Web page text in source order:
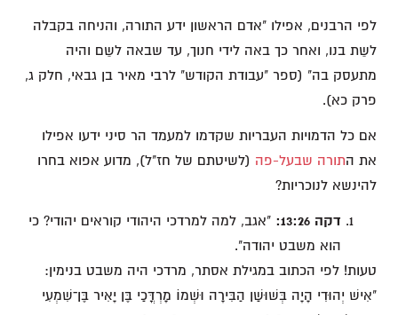
לפי הרבנים, אפילו "אדם הראשון ידע התורה, והניחה בקבלה
לשֵת בנו, ואחר כך באה לידי חנוך, עד שבאה לשֵם והיה
מתעסק בה" (ספר "עבודת הקודש" לרבי מאיר בן גבאי, חלק ג,
פרק כא).
אם כל הדמויות העבריות שקדמו למעמד הר סיני ידעו אפילו
את התורה שבעל-פה (לשיטתם של חז"ל), מדוע אפוא בחרו
להינשא לנוכריות?
דקה 13:26:
"אגב, למה למרדכי היהודי קוראים יהודי? כי
הוא משבט יהודה".
טעות! לפי הכתוב במגילת אסתר, מרדכי היה משבט בנימין:
"אִישׁ יְהוּדִי הָיָה בְּשׁוּשַׁן הַבִּירָה וּשְׁמוֹ מָרְדֳּכַי בֶּן יָאִיר בֶּן־שִׁמְעִי